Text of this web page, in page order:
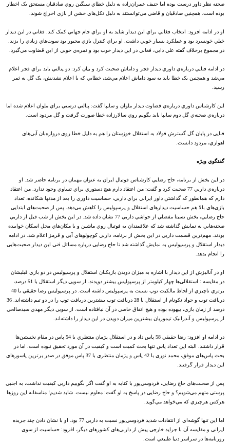
صحنه نظر داور درست بوده اما حنيف عمران‌زاده به دليل خطاي سنگين روي صادقيان مستحق يک اخطار
بوده است. همچنين صادقيان و قاضي مي‌توانستند به دليل تکل‌هاي خشن از بازي اخراج شوند.
او در ادامه افزود: انتخاب فغاني براي اين ديدار شايد به او براي جام جهاني کمک کند. فغاني در اين ديدار
خيلي خونسرد بود و عملکرد بسيار خوبي داشت. او براي کنترل بازي مجبور بود سوت‌هاي زيادي را بزند.
در مجموع برخلاف گفته علي دايي، فغاني در اين ديدار خوب بود و نمره‌ي خوبي از اين قضاوت مي‌گيرد.
در ادامه فنايي درباره‌ي داوري ديدار فجر و داماش صحبت کرد و بيان کرد: دو پنالتي بايد براي فجر اعلام
مي‌شد و همچنين يک خطا بايد به سود داماش اعلام مي‌شد، خطايي که با اعلام نشدنش، يک گل به ثمر
رسيد.
اين کارشناس داوري درباره‌ي قضاوت ديدار ملوان و سايپا گفت: پنالتي درستي براي ملوان اعلام شده اما
درباره‌ي صحنه‌ي گل دوم سايپا بايد بگويم روي سالارزاده خطا صورت گرفت و گل مردود است.
فنايي در پايان گل گسترش فولاد به استقلال خوزستان را هم به دليل خطا روي دروازه‌بان آبي‌هاي
اهوازي، مردود دانست.
گفتگوي ويژه
در اين بخش از برنامه، حاج رضايي کارشناس فوتبال ايران به عنوان مهمان در برنامه حاضر شد. او
درباره‌ي داربي 77 صحبت کرد و گفت: من اعتقاد دارم هيچ دستوري براي تساوي وجود ندارد. من اعتقاد
دارم که همانطور که گذاشتن داور ايراني براي داربي، حساسيت داوري را بعد از مدتها شکانده، تعداد
بازي‌هاي بالا هم حساسيت ديدارهاي استقلال و پرسپوليس را کاهش مي‌دهد. پس از صحبت‌هاي ابتدايي
حاج رضايي، بخش نسبتا مفصلي از حواشي داربي 77 نشان داده شد. در اين بخش از شب قبل از داربي
صحنه‌هايي به نمايش گذاشته شد که علاقمندان به فوتبال روي ماشين و يا مکان‌هاي محل اسکان خوابيده
بودند. مهم‌ترين قسمت داربي در اين بخش از برنامه، داربي کوچولوهاي آبي و قرمز اعلام شد. در ادامه
ديدار استقلال و پرسپوليس به نمايش گذاشته شد تا حاج رضايي درباره مسائل فني اين ديدار صحبت‌هايي
را انجام بدهد.
او در آناليزش از اين ديدار با اشاره به ميزان دويدن بازيکنان استقلال و پرسپوليس در دو بازي قبليشان
در مقايسه : استقلالي‌ها چهار کيلومتر از پرسپوليس بيشتر دويدند. از سويي ديگر استقلال با 51 درصد،
برتري ناچيزي از لحاظ مالکيت توپ نسبت به پرسپوليس داشته است. در پرسپوليس رضا حقيقي با 40
دريافت توپ و جواد نکونام از استقلال با 28 دريافت توپ بيشترين دريافت توپ را در دو تيم داشته‌اند. 36
درصد از زمان بازي، بيهوده بوده و هيچ اتفاق خاصي در آن نيافتاده است. از سويي ديگر مهدي سيدصالحي
از پرسپوليس و آندرانيک تيموريان بيشترين ميزان دويدن در اين ديدار را داشته‌اند.
در ادامه او افزود: رضا حقيقي 58 پاس داد و در استقلال پژمان منتظري با 54 پاس در مقام نخستين‌ها
قرار داشتند. البته اين تعداد پاس تنها بحث کميت است و کيفيت در آن مورد تحقيق نبوده است. اما در
بحث پاس‌هاي موفق، محمد نوري با 42 پاس و پژمان منتظري با 37 پاس موفق در صدر برترين پاسورهاي
اين ديدار قرار گرفتند.
پس از صحبت‌هاي حاج رضايي، فردوسي‌پور با کنايه به او گفت اگر بگوييم داربي کيفيت نداشت، به اجنبي
پرستي متهم مي‌شويم؟ و حاج رضايي در پاسخ به او گفت: معلوم نيست. شايد شديم! متاسفانه اين روزها
هرکس هرچيزي که مي‌خواهد مي‌گويد.
اما اين تنها گوشه‌اي از انتقادات شديد فردوسي‌پور نسبت به داربي 77 بود. او با نشان دادن چند جريده
ايراني و مقايسه آن با جرايد خارجي پيش از داربي‌هاي کشور‌هاي ديگر، افزود: حساسيت از سوي
رورنامه‌ها در سراسر دنيا طبيعي است.